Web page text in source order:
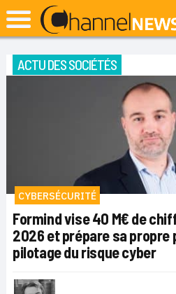
ACTU DES SOCIÉTÉS
CYBERSÉCURITÉ
Formind vise 40 M€ de
2026 et prépare sa propre
pilotage du risque cyber